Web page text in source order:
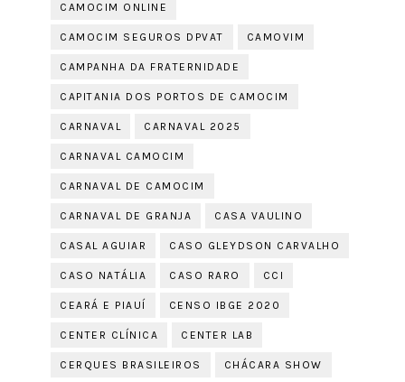
CAMOCIM ONLINE
CAMOCIM SEGUROS DPVAT CAMOVIM
CAMPANHA DA FRATERNIDADE
CAPITANIA DOS PORTOS DE CAMOCIM
CARNAVAL CARNAVAL 2025
CARNAVAL CAMOCIM
CARNAVAL DE CAMOCIM
CARNAVAL DE GRANJA CASA VAULINO
CASAL AGUIAR CASO GLEYDSON CARVALHO
CASO NATÁLIA CASO RARO CCI
CEARÁ E PIAUÍ CENSO IBGE 2020
CENTER CLÍNICA CENTER LAB
CERQUES BRASILEIROS CHÁCARA SHOW